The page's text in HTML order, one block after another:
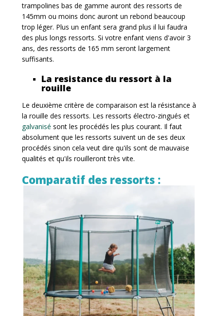
trampolines bas de gamme auront des ressorts de
145mm ou moins donc auront un rebond beaucoup
trop léger. Plus un enfant sera grand plus il lui faudra
des plus longs ressorts. Si votre enfant viens d'avoir 3
ans, des ressorts de 165 mm seront largement
suffisants.
La resistance du ressort à la
rouille
Le deuxième critère de comparaison est la résistance à
la rouille des ressorts. Les ressorts électro-zingués et
galvanisé sont les procédés les plus courant. Il faut
absolument que les ressorts suivent un de ses deux
procédés sinon cela veut dire qu'ils sont de mauvaise
qualités et qu'ils rouilleront très vite.
Comparatif des ressorts :